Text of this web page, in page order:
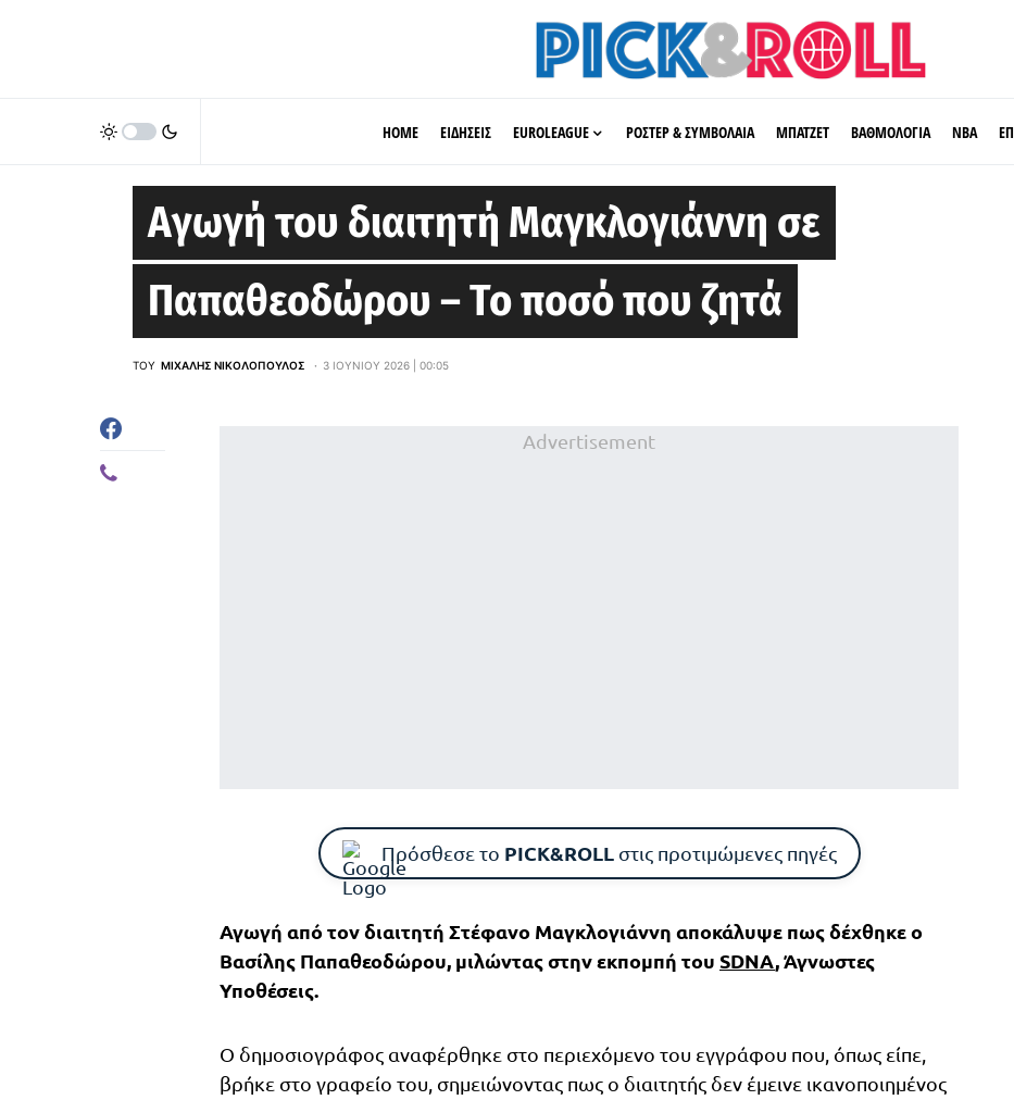
HOME ΕΙΔΗΣΕΙΣ EUROLEAGUE ΡΟΣΤΕΡ & ΣΥΜΒΟΛΑΙΑ ΜΠΑΤΖΕΤ ΒΑΘΜΟΛΟΓΙΑ ΝΒΑ
Αγωγή του διαιτητή Μαγκλογιάννη σε
Παπαθεοδώρου – Το ποσό που ζητά
ΤΟΥ ΜΙΧΆΛΗΣ ΝΙΚΟΛΌΠΟΥΛΟΣ 3 ΙΟΥΝΊΟΥ 2026 | 00:05
Advertisement
Πρόσθεσε το PICK&ROLLστις προτιμώμενες πηγές
Αγωγή από τον διαιτητή Στέφανο Μαγκλογιάννη αποκάλυψε πως δέχθηκε ο
Βασίλης Παπαθεοδώρου, μιλώντας στην εκπομπή του SDNA, Άγνωστες
Υποθέσεις.
Ο δημοσιογράφος αναφέρθηκε στο περιεχόμενο του εγγράφου που, όπως είπε,
βρήκε στο γραφείο του, σημειώνοντας πως ο διαιτητής δεν έμεινε ικανοποιημένος